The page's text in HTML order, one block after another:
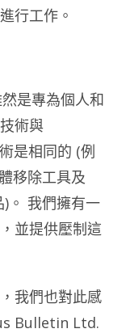
行工作。
是專為個人和
術與
是相同的 (例
移除工具及
。 我們擁有一
並提供壓制這
我們也對此感
Bulletin Ltd.